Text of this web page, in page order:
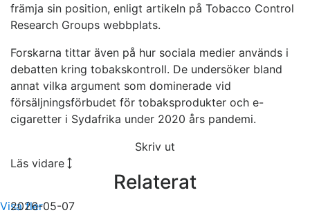
främja sin position, enligt artikeln på Tobacco Control
Research Groups webbplats.
Forskarna tittar även på hur sociala medier används i
debatten kring tobakskontroll. De undersöker bland
annat vilka argument som dominerade vid
försäljningsförbudet för tobaksprodukter och e-
cigaretter i Sydafrika under 2020 års pandemi.
Skriv ut
Läs vidare
Relaterat
2026-05-07
Visa fler